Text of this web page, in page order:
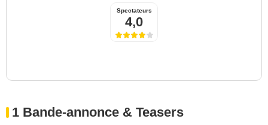
Spectateurs
4,0
1 Bande-annonce & Teasers